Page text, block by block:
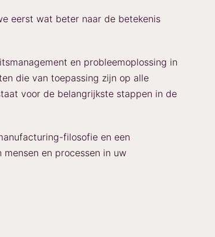
eerst wat beter naar de betekenis
en probleemoplossing in
die van toepassing zijn op alle
voor de belangrijkste stappen in de
filosofie en een
en processen in uw